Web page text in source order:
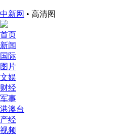
中新网 • 高清图
首页
新闻
国际
图片
文娱
财经
军事
港澳台
产经
视频